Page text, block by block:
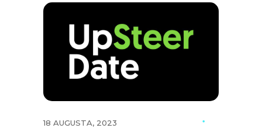
18 AUGUSTA, 2023